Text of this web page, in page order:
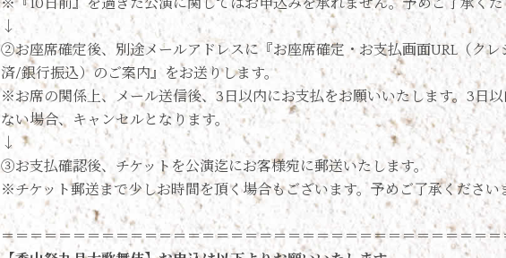
↓
②お座席確定後、別途メールアドレスに『お座席確定・お支払画面URL（クレ
済/銀行振込）のご案内』をお送りします。
※お席の関係上、メール送信後、3日以内にお支払をお願いいたします。3日
ない場合、キャンセルとなります。
↓
③お支払確認後、チケットを公演迄にお客様宛に郵送いたします。
※チケット郵送まで少しお時間を頂く場合もございます。予めご了承ください
＝＝＝＝＝＝＝＝＝＝＝＝＝＝＝＝＝＝＝＝＝＝＝＝＝＝＝＝＝＝＝＝＝＝＝